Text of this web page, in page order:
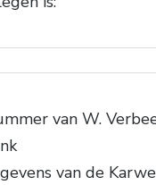
van W.
van de